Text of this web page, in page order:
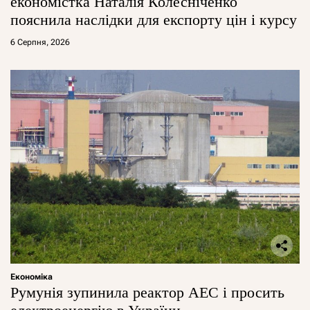
пояснила наслідки для експорту цін і курсу
6 Серпня, 2026
Економіка
Румунія зупинила реактор АЕС і просить